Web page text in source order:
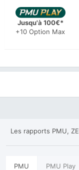
Jusqu'à 100€*
+10 Option Max
Les rapports PMU,
PMU PMU Play